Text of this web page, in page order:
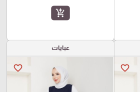
add_shopping_cart
favorite_border
عبايات
favorite_border